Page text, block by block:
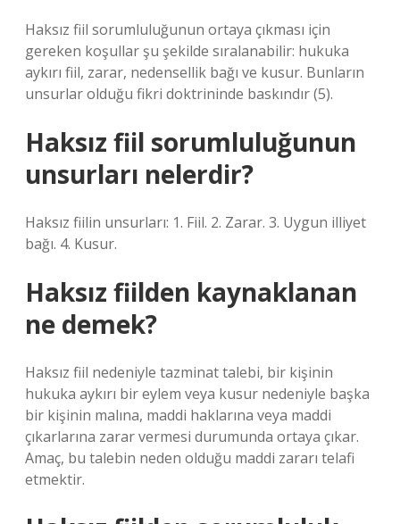
Haksız fiil sorumluluğunun ortaya çıkması için
gereken koşullar şu şekilde sıralanabilir: hukuka
aykırı fiil, zarar, nedensellik bağı ve kusur. Bunların
unsurlar olduğu fikri doktrininde baskındır (5).
Haksız fiil sorumluluğunun
unsurları nelerdir?
Haksız fiilin unsurları: ​​1. Fiil. 2. Zarar. 3. Uygun illiyet
bağı. 4. Kusur.
Haksız fiilden kaynaklanan
ne demek?
Haksız fiil nedeniyle tazminat talebi, bir kişinin
hukuka aykırı bir eylem veya kusur nedeniyle başka
bir kişinin malına, maddi haklarına veya maddi
çıkarlarına zarar vermesi durumunda ortaya çıkar.
Amaç, bu talebin neden olduğu maddi zararı telafi
etmektir.